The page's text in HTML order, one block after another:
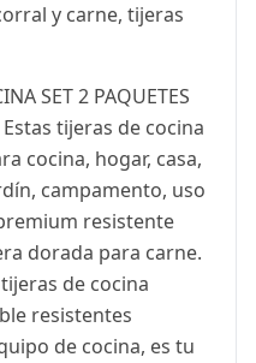
y carne, tijeras
SET 2 PAQUETES
Estas tijeras de cocina
cocina, hogar, casa,
campamento, uso
resistente
dorada para carne.
de cocina
resistentes
de cocina, es tu